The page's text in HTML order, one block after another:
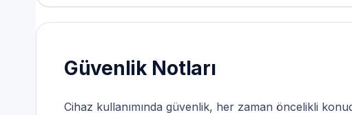
Güvenlik Notları
Cihaz kullanımında güvenlik, her zaman öncelikli